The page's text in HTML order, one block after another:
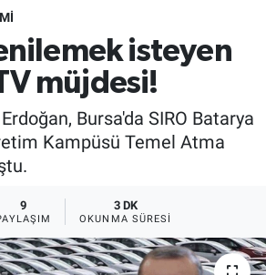
isteyen
müjdesi!
Bursa'da SIRO Batarya
Kampüsü Temel Atma
9 3 DK
OKUNMA SÜRESI
Vakitleri
Yoğunluk Haritası
Durumu ve Fikstür